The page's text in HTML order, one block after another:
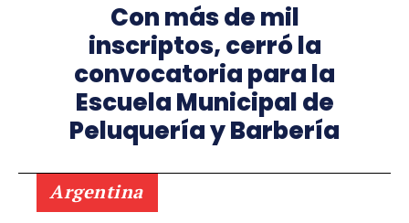
Con más de mil
inscriptos, cerró la
convocatoria para la
Escuela Municipal de
Peluquería y Barbería
Argentina